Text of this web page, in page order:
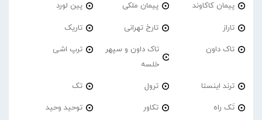
پیمان کاکاوند پیمان ملکی پین لورد
تاراز تارخ تهرانی تاریک
تاک داون
تاک داون و سپهر
خلسه
ترپ اشی
ترند اینستا ترول تک
تَک راه تکاور توحید وحید